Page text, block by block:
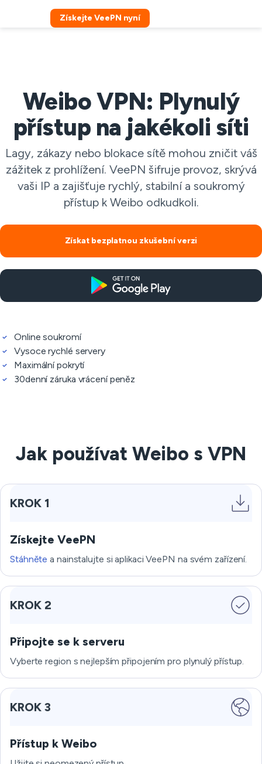
Získejte VeePN nyní
Weibo VPN: Plynulý
přístup na jakékoli síti
Lagy, zákazy nebo blokace sítě mohou zničit váš
zážitek z prohlížení. VeePN šifruje provoz, skrývá
vaši IP a zajišťuje rychlý, stabilní a soukromý
přístup k Weibo odkudkoli.
Získat bezplatnou zkušební verzi
Online soukromí
Vysoce rychlé servery
Maximální pokrytí
30denní záruka vrácení peněz
Jak používat Weibo s VPN
KROK 1
Získejte VeePN
Stáhněte a nainstalujte si aplikaci VeePN na svém zařízení.
KROK 2
Připojte se k serveru
Vyberte region s nejlepším připojením pro plynulý přístup.
KROK 3
Přístup k Weibo